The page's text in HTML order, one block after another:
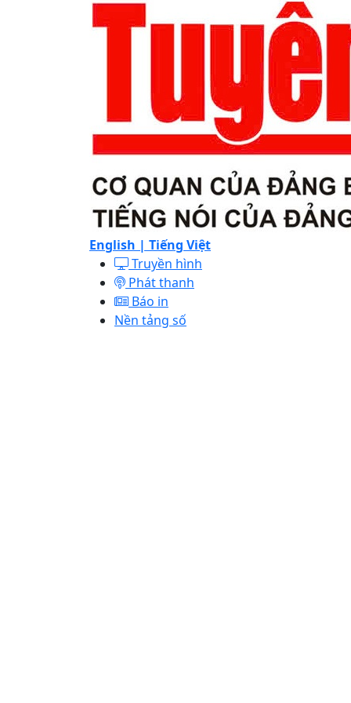
English | Tiếng Việt
Truyền hình
Phát thanh
Báo in
Nền tảng số